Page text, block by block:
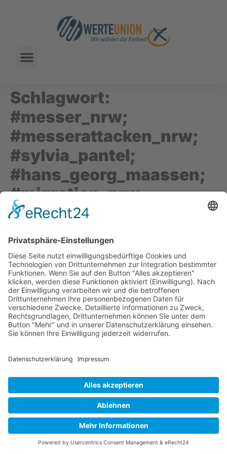
Schlagwort:
#messer_nrw;
#messerattacken_nrw;
#sylvia_pantel;
#hans_georg_maassen;
#migration_nrw
Zahl der Messerattacken in NRW im
Die Zahl der Messerattacken in Nordrhein-Westfalen
ist im letzten Jahr sprunghaft angestiegen. Während
es 2022 „nur“ 4191 Angriffe waren, stieg die Zahl
im vergangenen Jahr auf 6221 – ein Zuwachs […]
IMPRESSUM
DATENSCHUTZHINWEISE